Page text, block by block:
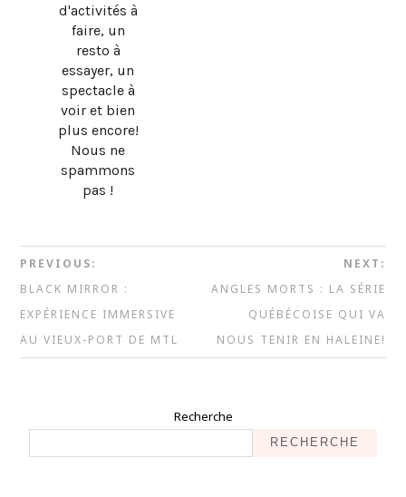
d'activités à
faire, un
resto à
essayer, un
spectacle à
voir et bien
plus encore!
Nous ne
spammons
pas !
PREVIOUS:
BLACK MIRROR :
EXPÉRIENCE IMMERSIVE
AU VIEUX-PORT DE MTL
NEXT:
ANGLES MORTS : LA SÉRIE
QUÉBÉCOISE QUI VA
NOUS TENIR EN HALEINE!
Recherche
RECHERCHE